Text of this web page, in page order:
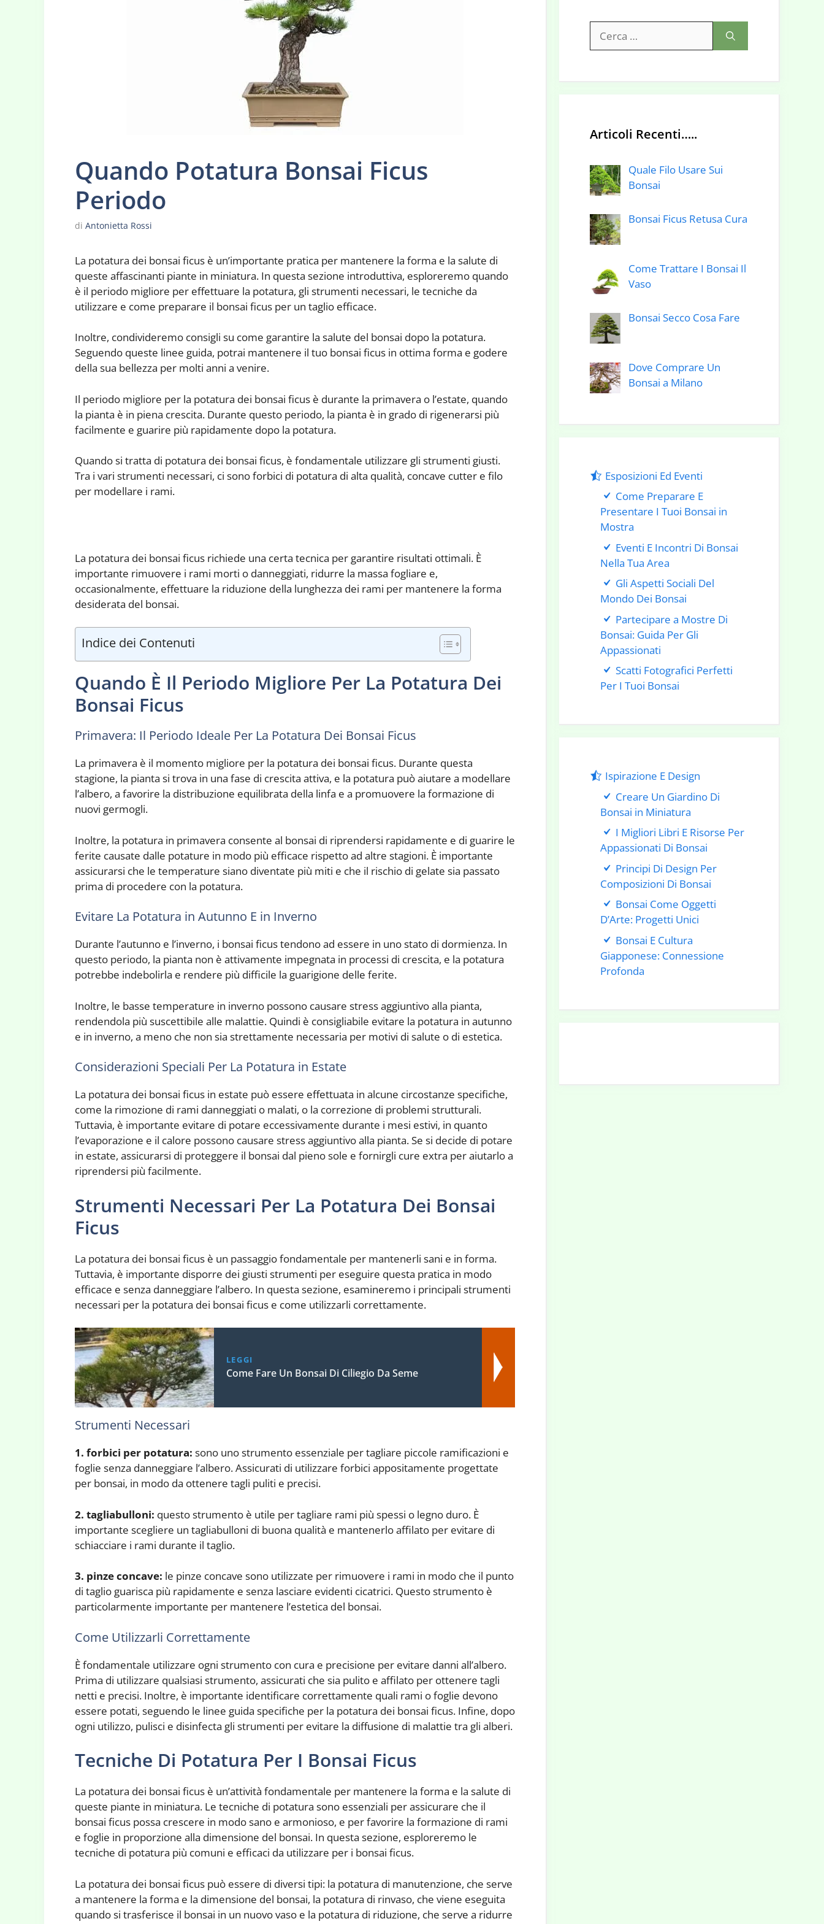
Quando Potatura Bonsai Ficus
Periodo
di Antonietta Rossi
La potatura dei bonsai ficus è un’importante pratica per mantenere la forma e la salute di
queste affascinanti piante in miniatura. In questa sezione introduttiva, esploreremo quando
è il periodo migliore per effettuare la potatura, gli strumenti necessari, le tecniche da
utilizzare e come preparare il bonsai ficus per un taglio efficace.
Inoltre, condivideremo consigli su come garantire la salute del bonsai dopo la potatura.
Seguendo queste linee guida, potrai mantenere il tuo bonsai ficus in ottima forma e godere
della sua bellezza per molti anni a venire.
Il periodo migliore per la potatura dei bonsai ficus è durante la primavera o l’estate, quando
la pianta è in piena crescita. Durante questo periodo, la pianta è in grado di rigenerarsi più
facilmente e guarire più rapidamente dopo la potatura.
Quando si tratta di potatura dei bonsai ficus, è fondamentale utilizzare gli strumenti giusti.
Tra i vari strumenti necessari, ci sono forbici di potatura di alta qualità, concave cutter e filo
per modellare i rami.
La potatura dei bonsai ficus richiede una certa tecnica per garantire risultati ottimali. È
importante rimuovere i rami morti o danneggiati, ridurre la massa fogliare e,
occasionalmente, effettuare la riduzione della lunghezza dei rami per mantenere la forma
desiderata del bonsai.
Indice dei Contenuti
Quando È Il Periodo Migliore Per La Potatura Dei
Bonsai Ficus
Primavera: Il Periodo Ideale Per La Potatura Dei Bonsai Ficus
La primavera è il momento migliore per la potatura dei bonsai ficus. Durante questa
stagione, la pianta si trova in una fase di crescita attiva, e la potatura può aiutare a modellare
l’albero, a favorire la distribuzione equilibrata della linfa e a promuovere la formazione di
nuovi germogli.
Inoltre, la potatura in primavera consente al bonsai di riprendersi rapidamente e di guarire le
ferite causate dalle potature in modo più efficace rispetto ad altre stagioni. È importante
assicurarsi che le temperature siano diventate più miti e che il rischio di gelate sia passato
prima di procedere con la potatura.
Evitare La Potatura in Autunno E in Inverno
Durante l’autunno e l’inverno, i bonsai ficus tendono ad essere in uno stato di dormienza. In
questo periodo, la pianta non è attivamente impegnata in processi di crescita, e la potatura
potrebbe indebolirla e rendere più difficile la guarigione delle ferite.
Inoltre, le basse temperature in inverno possono causare stress aggiuntivo alla pianta,
rendendola più suscettibile alle malattie. Quindi è consigliabile evitare la potatura in autunno
e in inverno, a meno che non sia strettamente necessaria per motivi di salute o di estetica.
Considerazioni Speciali Per La Potatura in Estate
La potatura dei bonsai ficus in estate può essere effettuata in alcune circostanze specifiche,
come la rimozione di rami danneggiati o malati, o la correzione di problemi strutturali.
Tuttavia, è importante evitare di potare eccessivamente durante i mesi estivi, in quanto
l’evaporazione e il calore possono causare stress aggiuntivo alla pianta. Se si decide di potare
in estate, assicurarsi di proteggere il bonsai dal pieno sole e fornirgli cure extra per aiutarlo a
riprendersi più facilmente.
Strumenti Necessari Per La Potatura Dei Bonsai
Ficus
La potatura dei bonsai ficus è un passaggio fondamentale per mantenerli sani e in forma.
Tuttavia, è importante disporre dei giusti strumenti per eseguire questa pratica in modo
efficace e senza danneggiare l’albero. In questa sezione, esamineremo i principali strumenti
necessari per la potatura dei bonsai ficus e come utilizzarli correttamente.
LEGGI
Come Fare Un Bonsai Di Ciliegio Da Seme
Strumenti Necessari
1. forbici per potatura: sono uno strumento essenziale per tagliare piccole ramificazioni e
foglie senza danneggiare l’albero. Assicurati di utilizzare forbici appositamente progettate
per bonsai, in modo da ottenere tagli puliti e precisi.
2. tagliabulloni: questo strumento è utile per tagliare rami più spessi o legno duro. È
importante scegliere un tagliabulloni di buona qualità e mantenerlo affilato per evitare di
schiacciare i rami durante il taglio.
3. pinze concave: le pinze concave sono utilizzate per rimuovere i rami in modo che il punto
di taglio guarisca più rapidamente e senza lasciare evidenti cicatrici. Questo strumento è
particolarmente importante per mantenere l’estetica del bonsai.
Come Utilizzarli Correttamente
È fondamentale utilizzare ogni strumento con cura e precisione per evitare danni all’albero.
Prima di utilizzare qualsiasi strumento, assicurati che sia pulito e affilato per ottenere tagli
netti e precisi. Inoltre, è importante identificare correttamente quali rami o foglie devono
essere potati, seguendo le linee guida specifiche per la potatura dei bonsai ficus. Infine, dopo
ogni utilizzo, pulisci e disinfecta gli strumenti per evitare la diffusione di malattie tra gli alberi.
Tecniche Di Potatura Per I Bonsai Ficus
La potatura dei bonsai ficus è un’attività fondamentale per mantenere la forma e la salute di
queste piante in miniatura. Le tecniche di potatura sono essenziali per assicurare che il
bonsai ficus possa crescere in modo sano e armonioso, e per favorire la formazione di rami
e foglie in proporzione alla dimensione del bonsai. In questa sezione, esploreremo le
tecniche di potatura più comuni e efficaci da utilizzare per i bonsai ficus.
La potatura dei bonsai ficus può essere di diversi tipi: la potatura di manutenzione, che serve
a mantenere la forma e la dimensione del bonsai, la potatura di rinvaso, che viene eseguita
quando si trasferisce il bonsai in un nuovo vaso e la potatura di riduzione, che serve a ridurre
per:
Articoli Recenti…..
Quale Filo Usare Sui
Bonsai
Bonsai Ficus Retusa Cura
Come Trattare I Bonsai Il
Vaso
Bonsai Secco Cosa Fare
Dove Comprare Un
Bonsai a Milano
Esposizioni Ed Eventi
Come Preparare E
Presentare I Tuoi Bonsai in
Mostra
Eventi E Incontri Di Bonsai
Nella Tua Area
Gli Aspetti Sociali Del
Mondo Dei Bonsai
Partecipare a Mostre Di
Bonsai: Guida Per Gli
Appassionati
Scatti Fotografici Perfetti
Per I Tuoi Bonsai
Ispirazione E Design
Creare Un Giardino Di
Bonsai in Miniatura
I Migliori Libri E Risorse Per
Appassionati Di Bonsai
Principi Di Design Per
Composizioni Di Bonsai
Bonsai Come Oggetti
D’Arte: Progetti Unici
Bonsai E Cultura
Giapponese: Connessione
Profonda